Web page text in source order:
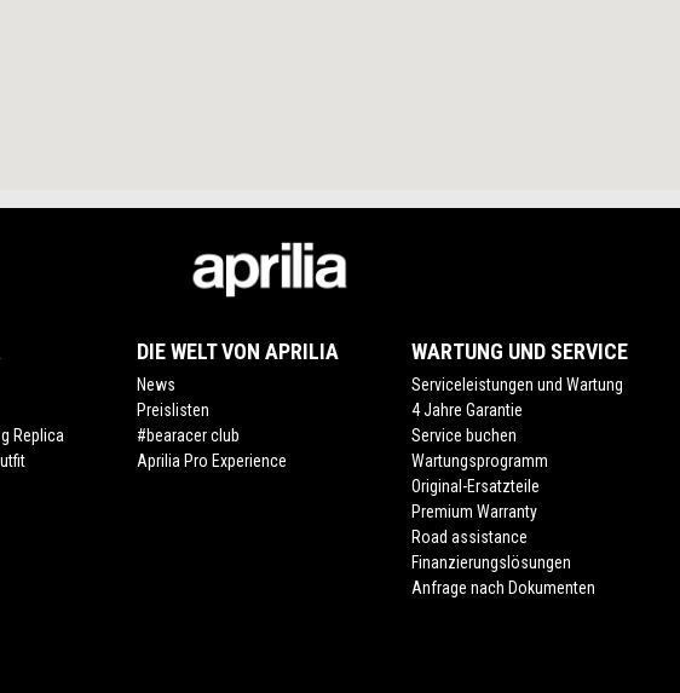
Replica
DIE WELT VON APRILIA
News
Preislisten
#bearacer club
Aprilia Pro Experience
WARTUNG UND SERVICE
Serviceleistungen und Wartung
4 Jahre Garantie
Service buchen
Wartungsprogramm
Original-Ersatzteile
Premium Warranty
Road assistance
Finanzierungslösungen
Anfrage nach Dokumenten